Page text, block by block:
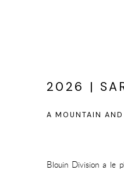
2026 |
A MOUNTAIN
Blouin Division a le